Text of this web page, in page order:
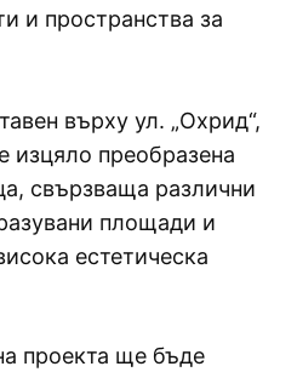
и пространства за
върху ул. „Охрид“,
изцяло преобразена
свързваща различни
площади и
естетическа
проекта ще бъде